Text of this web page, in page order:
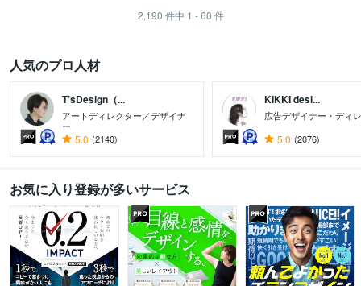
2,190 件中 1 - 60 件
人気のプロ人材
T’sDesign（...
アートディレクター／デザイナ
ー
5.0 (2140)
KIKKI desi...
広告デザイナー・ディ
5.0 (2076)
お気に入り登録が多いサービス